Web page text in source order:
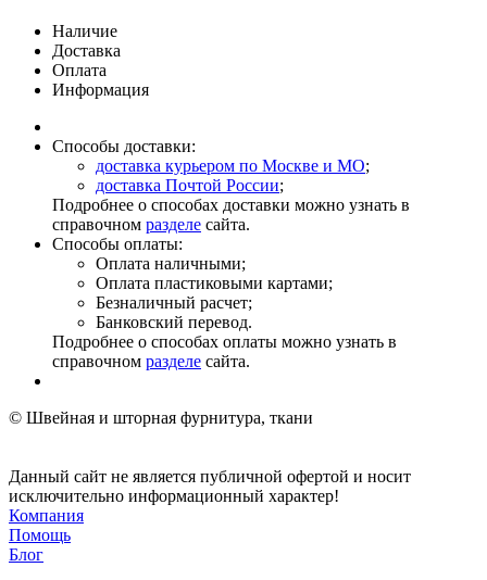
Наличие
Доставка
Оплата
Информация
Способы доставки:
доставка курьером по Москве и МО;
доставка Почтой России;
Подробнее о способах доставки можно узнать в
справочном разделе сайта.
Способы оплаты:
Оплата наличными;
Оплата пластиковыми картами;
Безналичный расчет;
Банковский перевод.
Подробнее о способах оплаты можно узнать в
справочном разделе сайта.
© Швейная и шторная фурнитура, ткани
Данный сайт не является публичной офертой и носит
исключительно информационный характер!
Компания
Помощь
Блог